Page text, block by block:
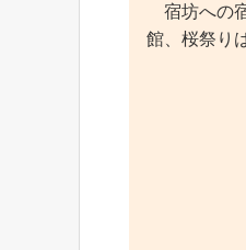
宿坊への
館、桜祭り